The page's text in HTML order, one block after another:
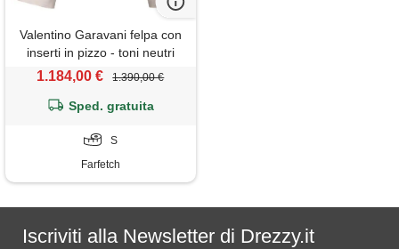
Valentino Garavani felpa con
inserti in pizzo - toni neutri
1.184,00 € 1.390,00 €
Sped. gratuita
S
Farfetch
Iscriviti alla Newsletter di Drezzy.it